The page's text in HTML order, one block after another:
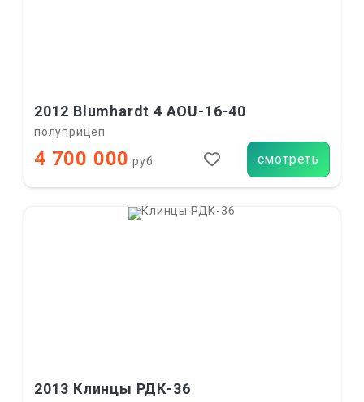
2012 Blumhardt 4 AOU-16-40
полуприцеп
4 700 000 руб. смотреть
2013 Клинцы РДК-36